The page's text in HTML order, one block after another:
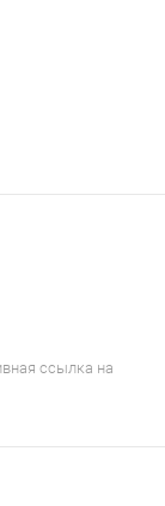
ссылка на